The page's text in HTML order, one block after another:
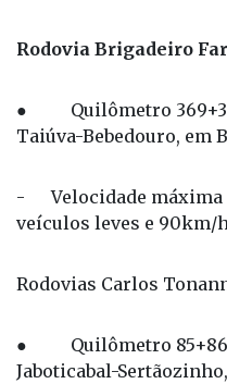
Rodovia Brigadeiro
● Quilômetro
Taiúva-Bebedouro, em
- Velocidade máxima
veículos leves e 90km/
Rodovias Carlos
● Quilômetro
Jaboticabal-